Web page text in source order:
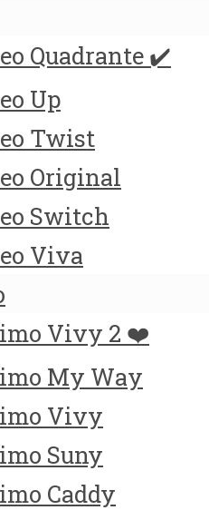
Quadrante ✔️
Up
Twist
Original
Switch
Viva
Vivy 2 ❤️
My Way
Vivy
Suny
Caddy